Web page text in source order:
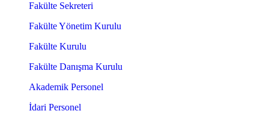
Fakülte Sekreteri
Fakülte Yönetim Kurulu
Fakülte Kurulu
Fakülte Danışma Kurulu
Akademik Personel
İdari Personel